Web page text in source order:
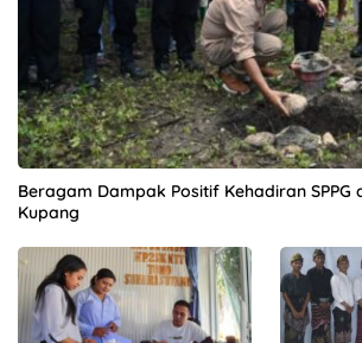
Beragam Dampak Positif Kehadiran SPPG
Kupang